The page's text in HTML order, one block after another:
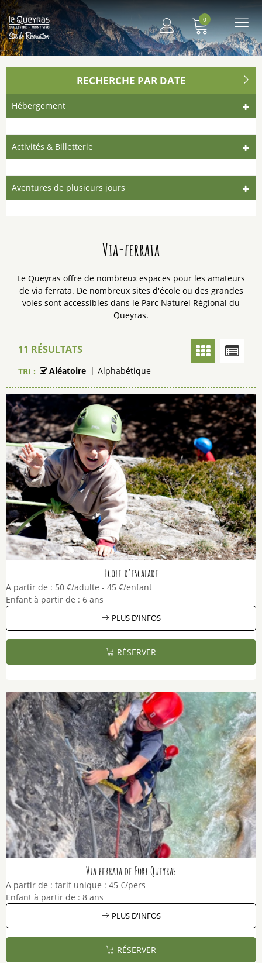
0
principal
RECHERCHE PAR DATE
Hébergement
Activités & Billetterie
Aventures de plusieurs jours
Via-ferrata
Le Queyras offre de nombreux espaces pour les amateurs
de via ferrata. De nombreux sites d'école ou des grandes
voies sont accessibles dans le Parc Naturel Régional du
Queyras.
11 RÉSULTATS
TRI : Aléatoire Alphabétique
Ecole d'escalade
A partir de : 50 €/adulte 45 €/enfant
Enfant à partir de : 6 ans
PLUS D'INFOS
RÉSERVER
Via ferrata de Fort Queyras
A partir de : tarif unique : 45 €/pers
Enfant à partir de : 8 ans
PLUS D'INFOS
RÉSERVER